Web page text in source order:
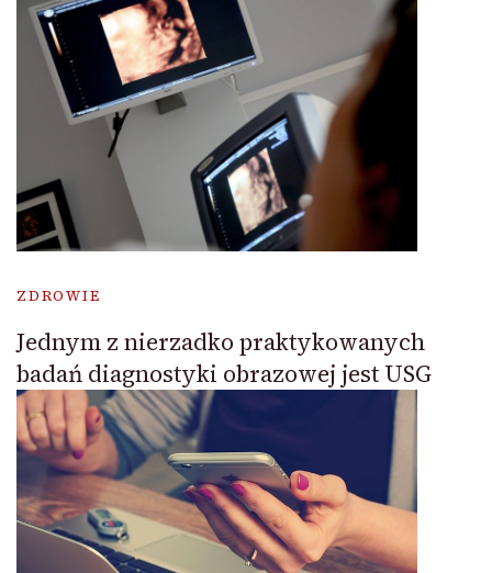
ZDROWIE
Jednym z nierzadko praktykowanych
badań diagnostyki obrazowej jest USG